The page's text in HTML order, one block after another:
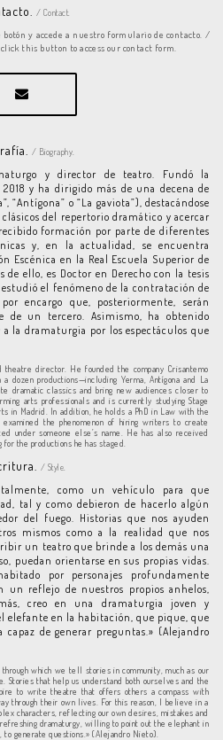
/ Contact.
y accede a nuestro formulario de contacto. /
this button to access our contact form.
/ Biography.
y director de teatro. Fundó la
y ha dirigido más de una decena de
“Antígona” o “La gaviota”), destacándose
del repertorio dramático y acercar
formación por parte de diferentes
y, en la actualidad, se encuentra
Escénica en la Real Escuela Superior de
de ello, es Doctor en Derecho con la tesis
el fenómeno de la contratación de
encargo que, posteriormente, serán
de un tercero. Asimismo, ha obtenido
la dramaturgia por los espectáculos que
director. He founded the company Crisantemo
dozen productions—including Yerma, Antígona and La
dramatic classics and bring new audiences closer to
arts professionals and is currently studying Stage
in Madrid. In addition, he holds a PhD in Law with the
the phenomenon of hiring writers to create
under someone else’s name. He has also received
the productions he has staged.
/ Style.
como un vehículo para que
tal y como debieron de hacerlo algún
del fuego. Historias que nos ayuden
mismos como a la realidad que nos
un teatro que brinde a los demás una
puedan orientarse en sus propias vidas.
por personajes profundamente
un reflejo de nuestros propios anhelos,
creo en una dramaturgia joven y
elefante en la habitación, que pique, que
capaz de generar preguntas.» (Alejandro
which we tell stories in community, much as our
Stories that help us understand both ourselves and the
to write theatre that offers others a compass with
through their own lives. For this reason, I believe in a
characters, reflecting our own desires, mistakes and
dramaturgy, willing to point out the elephant in
to generate questions.» (Alejandro Nieto).